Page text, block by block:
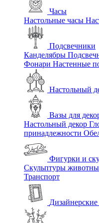
Часы
Настольные часы
Подсвечники
Канделябры
Фонари Настенные
Настольный
Вазы для
Настольный декор
принадлежности
Фигурки и
Скульптуры
Транспорт